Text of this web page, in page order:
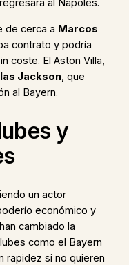
al Nápoles.
de cerca a Marcos
contrato y podría
coste. El Aston Villa,
Jackson, que
al Bayern.
y
un actor
económico y
cambiado la
como el Bayern
rapidez si no quieren